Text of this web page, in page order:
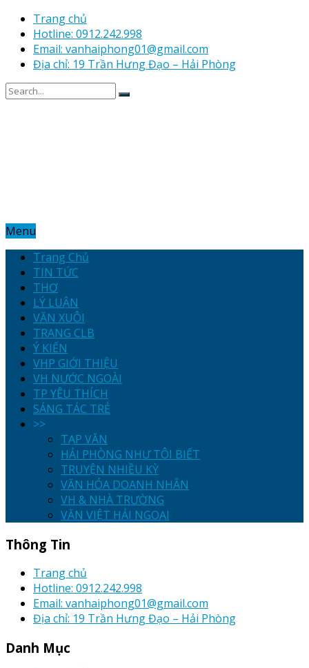
Trang chủ
Hotline: 0912.242.998
Email: vanhaiphong01@gmail.com
Địa chỉ: 19 Trần Hưng Đạo – Hải Phòng
Menu
Trang Chủ
TIN TỨC
THƠ
LÝ LUẬN
VĂN XUÔI
TRANG CLB
Ý KIẾN
VHP GIỚI THIỆU
VH NƯỚC NGOÀI
TP YÊU THÍCH
SÁNG TÁC TRẺ
>>
TẠP VĂN
HẢI PHÒNG NHƯ TÔI BIẾT
TRUYỆN NHIỀU KỲ
VĂN HÓA DOANH NHÂN
VH & NHÀ TRƯỜNG
VĂN VIỆT HẢI NGOẠI
Thông Tin
Trang chủ
Hotline: 0912.242.998
Email: vanhaiphong01@gmail.com
Địa chỉ: 19 Trần Hưng Đạo – Hải Phòng
Danh Mục